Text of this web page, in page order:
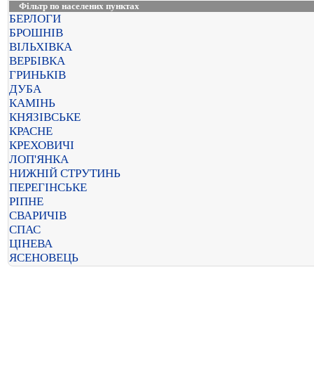
Фільтр по населених пунктах
БЕРЛОГИ
БРОШНІВ
ВІЛЬХІВКА
ВЕРБІВКА
ГРИНЬКІВ
ДУБА
КАМІНЬ
КНЯЗІВСЬКЕ
КРАСНЕ
КРЕХОВИЧІ
ЛОП'ЯНКА
НИЖНІЙ СТРУТИНЬ
ПЕРЕГІНСЬКЕ
РІПНЕ
СВАРИЧІВ
СПАС
ЦІНЕВА
ЯСЕНОВЕЦЬ